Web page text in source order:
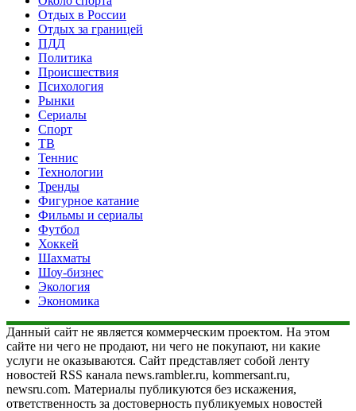
Отдых в России
Отдых за границей
ПДД
Политика
Происшествия
Психология
Рынки
Сериалы
Спорт
ТВ
Теннис
Технологии
Тренды
Фигурное катание
Фильмы и сериалы
Футбол
Хоккей
Шахматы
Шоу-бизнес
Экология
Экономика
Данный сайт не является коммерческим проектом. На этом
сайте ни чего не продают, ни чего не покупают, ни какие
услуги не оказываются. Сайт представляет собой ленту
новостей RSS канала news.rambler.ru, kommersant.ru,
newsru.com. Материалы публикуются без искажения,
ответственность за достоверность публикуемых новостей